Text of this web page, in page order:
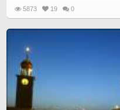
5873 19 0